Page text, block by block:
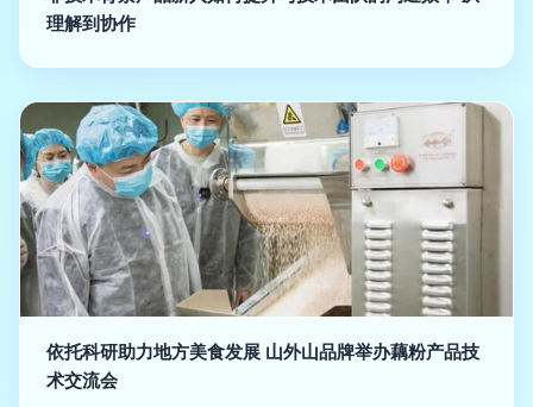
理解到协作
依托科研助力地方美食发展 山外山品牌举办藕粉产品技
术交流会